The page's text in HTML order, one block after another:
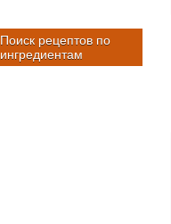
Поиск рецептов по
ингредиентам